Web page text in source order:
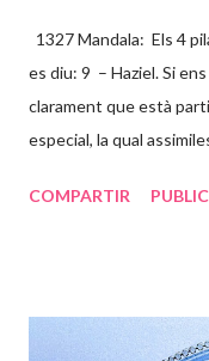
1327 Mandala: Els 4
es diu: 9 – Haziel. Si
clarament que està
especial, la qual
ésser humà súper
representa la teva
COMPARTIR